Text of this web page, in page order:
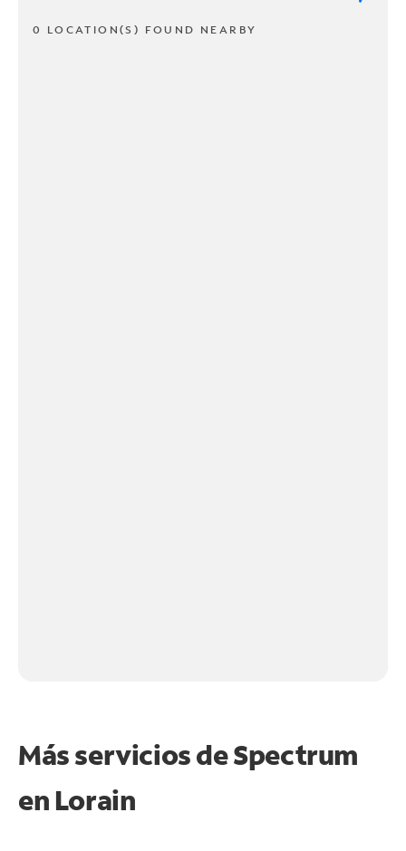
0 LOCATION(S) FOUND NEARBY
Más servicios de Spectrum
en Lorain